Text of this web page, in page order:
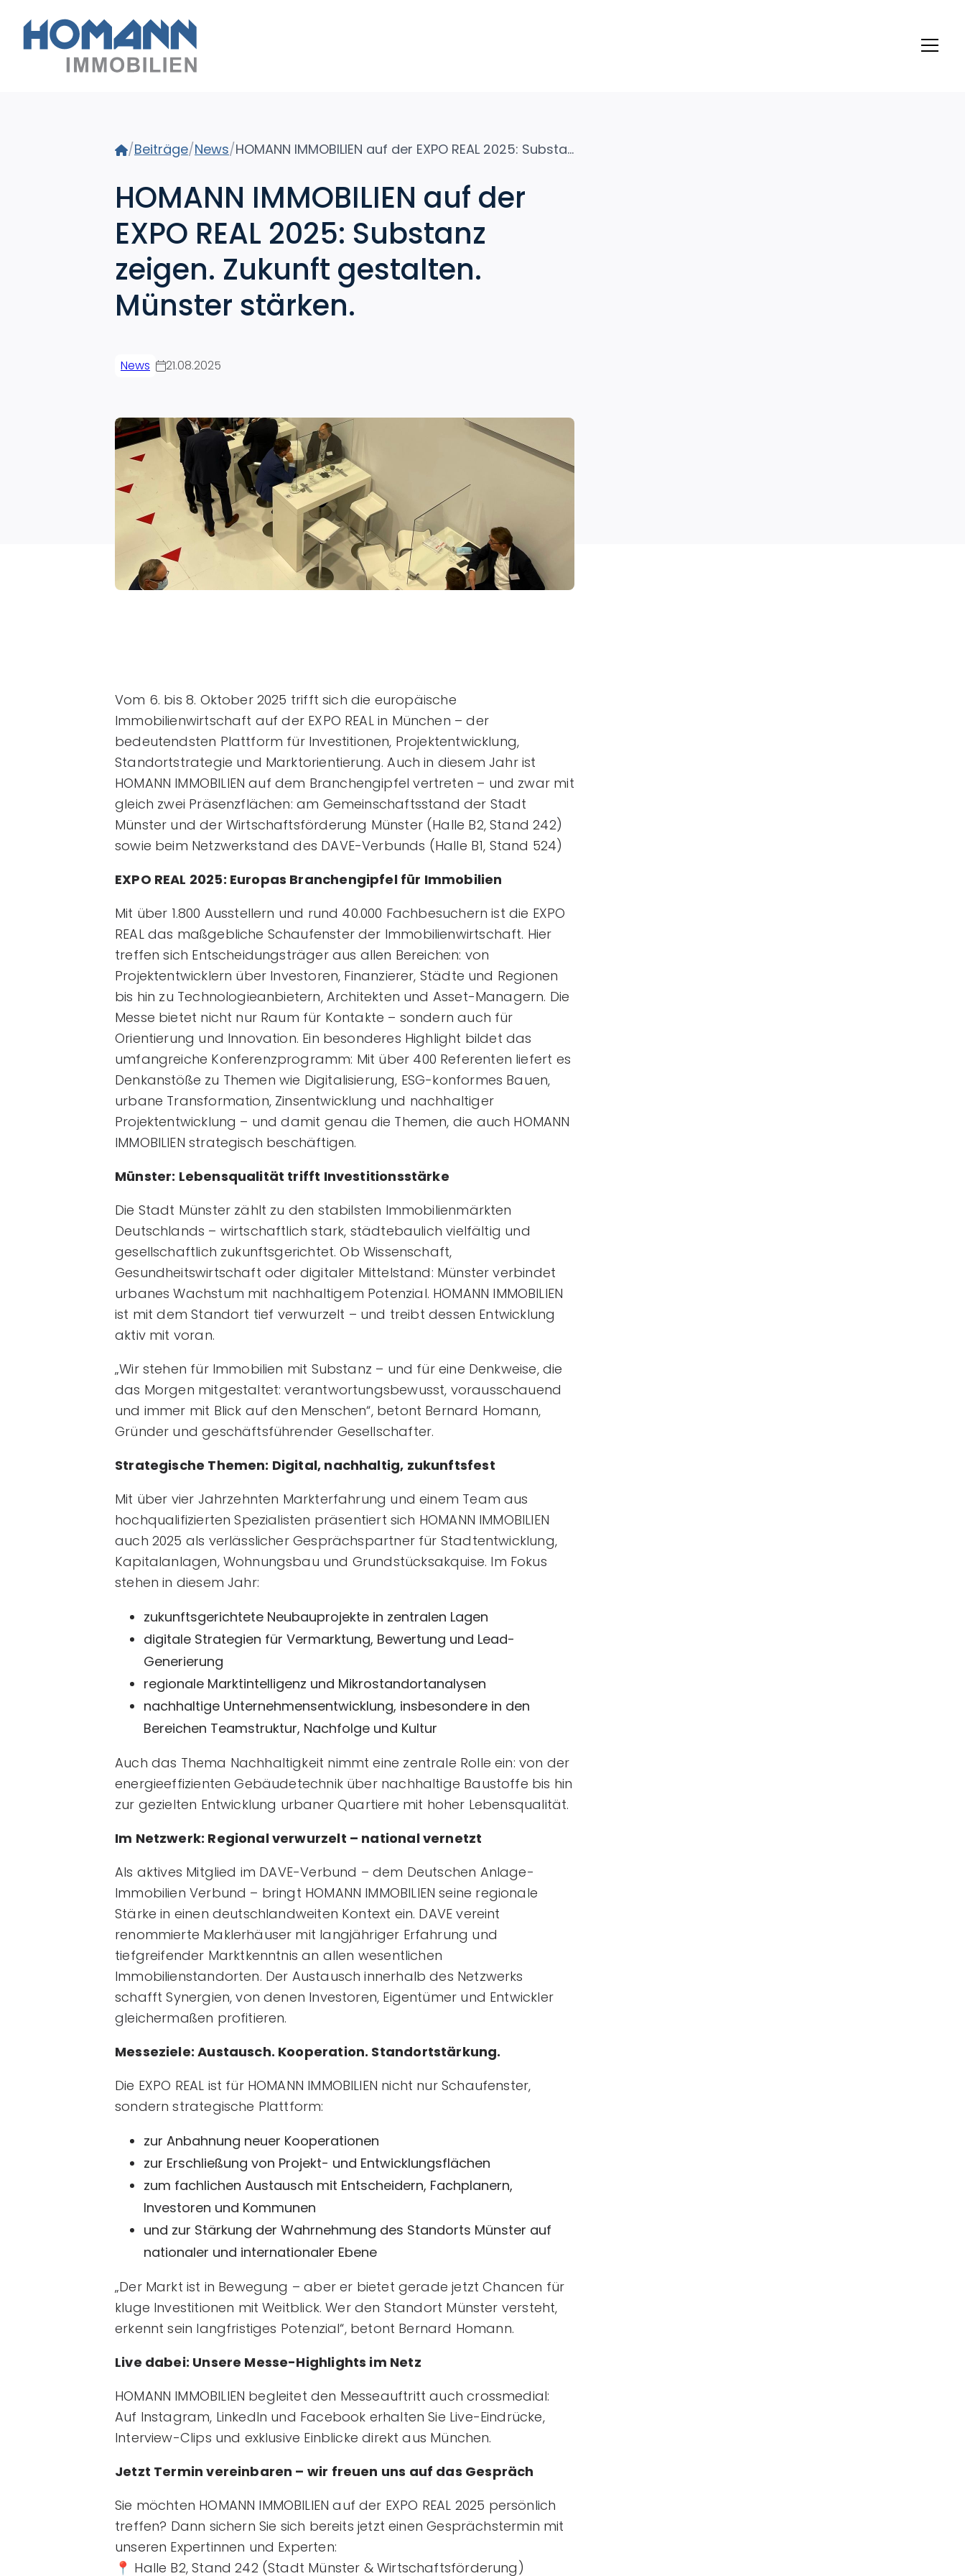
Home
/Beiträge/News/ HOMANN IMMOBILIEN auf der EXPO REAL 2025: Substanz zeigen. Zukunft gestalten. Münster stärken.
HOMANN IMMOBILIEN auf der
EXPO REAL 2025: Substanz
zeigen. Zukunft gestalten.
Münster stärken.
News 21.08.2025
Vom 6. bis 8. Oktober 2025 trifft sich die europäische
Immobilienwirtschaft auf der EXPO REAL in München – der
bedeutendsten Plattform für Investitionen, Projektentwicklung,
Standortstrategie und Marktorientierung. Auch in diesem Jahr ist
HOMANN IMMOBILIEN auf dem Branchengipfel vertreten – und zwar mit
gleich zwei Präsenzflächen: am Gemeinschaftsstand der Stadt
Münster und der Wirtschaftsförderung Münster (Halle B2, Stand 242)
sowie beim Netzwerkstand des DAVE-Verbunds (Halle B1, Stand 524)
EXPO REAL 2025: Europas Branchengipfel für Immobilien
Mit über 1.800 Ausstellern und rund 40.000 Fachbesuchern ist die EXPO
REAL das maßgebliche Schaufenster der Immobilienwirtschaft. Hier
treffen sich Entscheidungsträger aus allen Bereichen: von
Projektentwicklern über Investoren, Finanzierer, Städte und Regionen
bis hin zu Technologieanbietern, Architekten und Asset-Managern. Die
Messe bietet nicht nur Raum für Kontakte – sondern auch für
Orientierung und Innovation. Ein besonderes Highlight bildet das
umfangreiche Konferenzprogramm: Mit über 400 Referenten liefert es
Denkanstöße zu Themen wie Digitalisierung, ESG-konformes Bauen,
urbane Transformation, Zinsentwicklung und nachhaltiger
Projektentwicklung – und damit genau die Themen, die auch HOMANN
IMMOBILIEN strategisch beschäftigen.
Münster: Lebensqualität trifft Investitionsstärke
Die Stadt Münster zählt zu den stabilsten Immobilienmärkten
Deutschlands – wirtschaftlich stark, städtebaulich vielfältig und
gesellschaftlich zukunftsgerichtet. Ob Wissenschaft,
Gesundheitswirtschaft oder digitaler Mittelstand: Münster verbindet
urbanes Wachstum mit nachhaltigem Potenzial. HOMANN IMMOBILIEN
ist mit dem Standort tief verwurzelt – und treibt dessen Entwicklung
aktiv mit voran.
„Wir stehen für Immobilien mit Substanz – und für eine Denkweise, die
das Morgen mitgestaltet: verantwortungsbewusst, vorausschauend
und immer mit Blick auf den Menschen“, betont Bernard Homann,
Gründer und geschäftsführender Gesellschafter.
Strategische Themen: Digital, nachhaltig, zukunftsfest
Mit über vier Jahrzehnten Markterfahrung und einem Team aus
hochqualifizierten Spezialisten präsentiert sich HOMANN IMMOBILIEN
auch 2025 als verlässlicher Gesprächspartner für Stadtentwicklung,
Kapitalanlagen, Wohnungsbau und Grundstücksakquise. Im Fokus
stehen in diesem Jahr:
zukunftsgerichtete Neubauprojekte in zentralen Lagen
digitale Strategien für Vermarktung, Bewertung und Lead-
Generierung
regionale Marktintelligenz und Mikrostandortanalysen
nachhaltige Unternehmensentwicklung, insbesondere in den
Bereichen Teamstruktur, Nachfolge und Kultur
Auch das Thema Nachhaltigkeit nimmt eine zentrale Rolle ein: von der
energieeffizienten Gebäudetechnik über nachhaltige Baustoffe bis hin
zur gezielten Entwicklung urbaner Quartiere mit hoher Lebensqualität.
Im Netzwerk: Regional verwurzelt – national vernetzt
Als aktives Mitglied im DAVE-Verbund – dem Deutschen Anlage-
Immobilien Verbund – bringt HOMANN IMMOBILIEN seine regionale
Stärke in einen deutschlandweiten Kontext ein. DAVE vereint
renommierte Maklerhäuser mit langjähriger Erfahrung und
tiefgreifender Marktkenntnis an allen wesentlichen
Immobilienstandorten. Der Austausch innerhalb des Netzwerks
schafft Synergien, von denen Investoren, Eigentümer und Entwickler
gleichermaßen profitieren.
Messeziele: Austausch. Kooperation. Standortstärkung.
Die EXPO REAL ist für HOMANN IMMOBILIEN nicht nur Schaufenster,
sondern strategische Plattform:
zur Anbahnung neuer Kooperationen
zur Erschließung von Projekt- und Entwicklungsflächen
zum fachlichen Austausch mit Entscheidern, Fachplanern,
Investoren und Kommunen
und zur Stärkung der Wahrnehmung des Standorts Münster auf
nationaler und internationaler Ebene
„Der Markt ist in Bewegung – aber er bietet gerade jetzt Chancen für
kluge Investitionen mit Weitblick. Wer den Standort Münster versteht,
erkennt sein langfristiges Potenzial“, betont Bernard Homann.
Live dabei: Unsere Messe-Highlights im Netz
HOMANN IMMOBILIEN begleitet den Messeauftritt auch crossmedial:
Auf Instagram, LinkedIn und Facebook erhalten Sie Live-Eindrücke,
Interview-Clips und exklusive Einblicke direkt aus München.
Jetzt Termin vereinbaren – wir freuen uns auf das Gespräch
Sie möchten HOMANN IMMOBILIEN auf der EXPO REAL 2025 persönlich
treffen? Dann sichern Sie sich bereits jetzt einen Gesprächstermin mit
unseren Expertinnen und Experten:
📍 Halle B2, Stand 242 (Stadt Münster & Wirtschaftsförderung)